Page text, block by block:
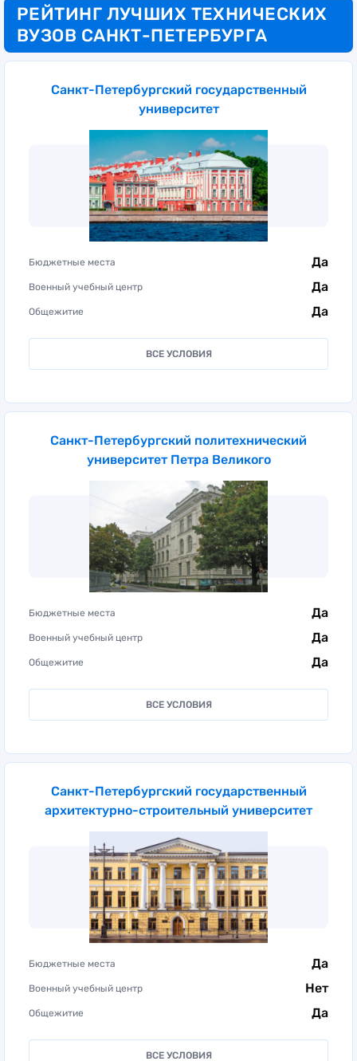
Льготы
Государственный
РЕЙТИНГ ЛУЧШИХ ТЕХНИЧЕСКИХ
ВУЗОВ САНКТ-ПЕТЕРБУРГА
Санкт-Петербургский государственный
университет
Бюджетные места Да
Военный учебный центр Да
Общежитие Да
ВСЕ УСЛОВИЯ
Санкт-Петербургский политехнический
университет Петра Великого
Бюджетные места Да
Военный учебный центр Да
Общежитие Да
ВСЕ УСЛОВИЯ
Санкт-Петербургский государственный
архитектурно-строительный университет
Бюджетные места Да
Военный учебный центр Нет
Общежитие Да
ВСЕ УСЛОВИЯ